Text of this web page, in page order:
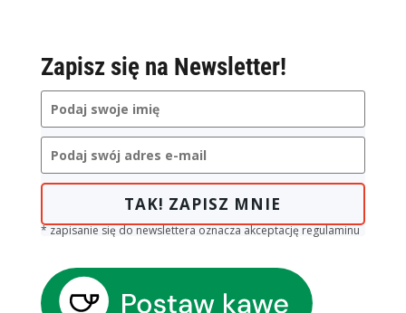
Zapisz się na Newsletter!
TAK! ZAPISZ MNIE
* zapisanie się do newslettera oznacza akceptację regulaminu